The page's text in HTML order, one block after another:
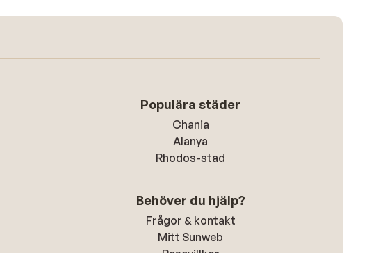
Populära städer
Chania
Alanya
Rhodos-stad
Behöver du hjälp?
Frågor & kontakt
Mitt Sunweb